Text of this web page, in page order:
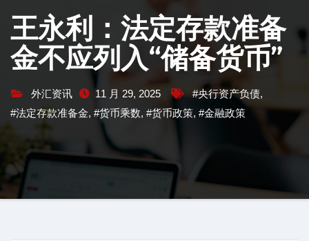
王永利：法定存款准备
金不应列入“储备货币”
外汇资讯 11 月 29, 2025 #央行资产负债,
#法定存款准备金, #货币乘数, #货币政策, #金融政策